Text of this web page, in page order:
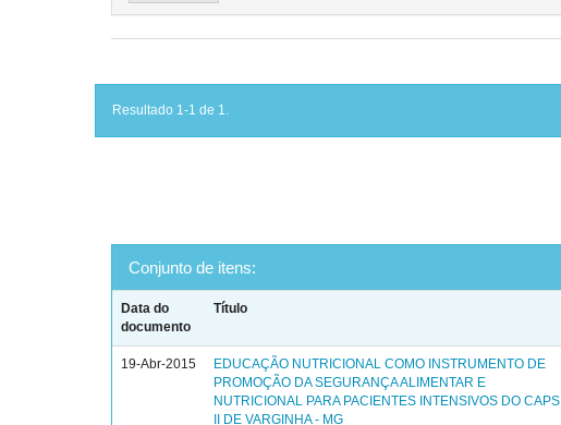
Resultado 1-1 de 1.
Conjunto de itens:
Data do
documento
Título
19-Abr-2015
EDUCAÇÃO NUTRICIONAL COMO INSTRUMENTO DE
PROMOÇÃO DA SEGURANÇA ALIMENTAR E
NUTRICIONAL PARA PACIENTES INTENSIVOS DO CAPS
II DE VARGINHA - MG